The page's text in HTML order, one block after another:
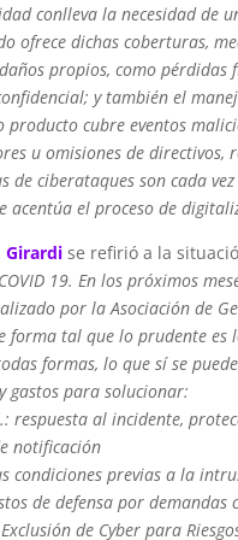
conlleva la necesidad de
ofrece dichas coberturas,
propios, como
y también el
producto cubre eventos
u omisiones de
de ciberataques son cada
acentúa el proceso de
Girardi se refirió a la
19. En los próximos
por la Asociación de
forma tal que lo prudente
formas, lo que sí se
gastos para solucionar:
respuesta al incidente,
notificación
condiciones previas a la
de defensa por
de Cyber para